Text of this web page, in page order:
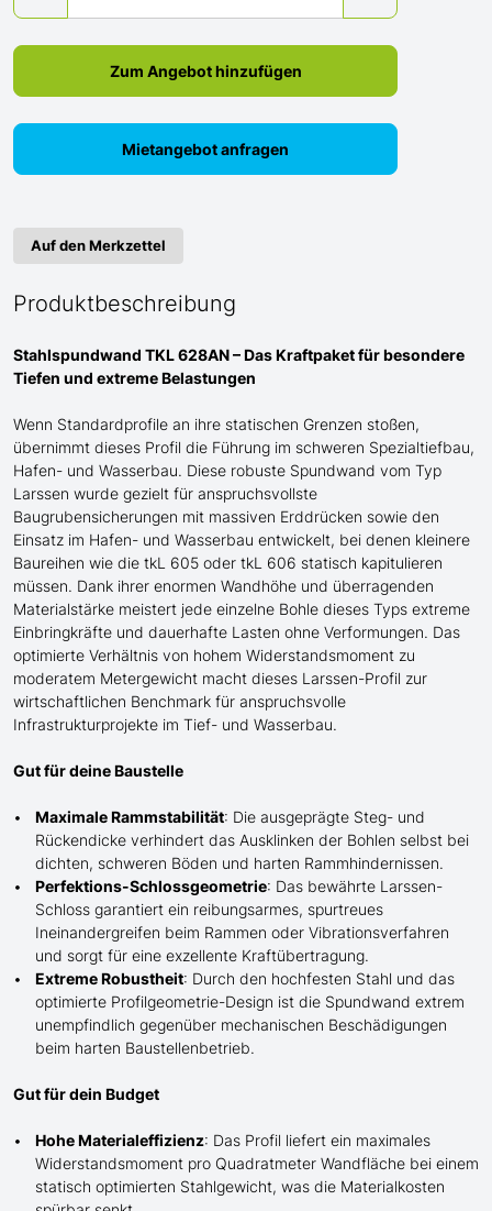
Zum Angebot hinzufügen
Mietangebot anfragen
Auf den Merkzettel
Produktbeschreibung
Stahlspundwand TKL 628AN – Das Kraftpaket fürbesondere
Tiefen und extreme Belastungen
Wenn Standardprofile an ihre statischen Grenzen stoßen,
übernimmt dieses Profil die Führung im schweren Spezialtiefbau,
Hafen- und Wasserbau. Diese robuste Spundwand vom Typ
Larssen wurde gezielt für anspruchsvollste
Baugrubensicherungen mit massiven Erddrücken sowie den
Einsatz im Hafen- und Wasserbau entwickelt, bei denen kleinere
Baureihen wie die tkL 605 oder tkL 606 statisch kapitulieren
müssen. Dank ihrer enormen Wandhöhe und überragenden
Materialstärke meistert jede einzelne Bohle dieses Typs extreme
Einbringkräfte und dauerhafte Lasten ohne Verformungen. Das
optimierte Verhältnis von hohem Widerstandsmoment zu
moderatem Metergewicht macht dieses Larssen-Profil zur
wirtschaftlichen Benchmark für anspruchsvolle
Infrastrukturprojekte im Tief- und Wasserbau.
Gut für deine Baustelle
Maximale Rammstabilität: Die ausgeprägte Steg- und
Rückendicke verhindert das Ausklinken der Bohlen selbst bei
dichten, schweren Böden und harten Rammhindernissen.
Perfektions-Schlossgeometrie: Das bewährte Larssen-
Schloss garantiert ein reibungsarmes, spurtreues
Ineinandergreifen beim Rammen oder Vibrationsverfahren
und sorgt für eine exzellente Kraftübertragung.
Extreme Robustheit: Durch den hochfesten Stahl und das
optimierte Profilgeometrie-Design ist die Spundwand extrem
unempfindlich gegenüber mechanischen Beschädigungen
beim harten Baustellenbetrieb.
Gut für dein Budget
Hohe Materialeffizienz: Das Profil liefert ein maximales
Widerstandsmoment pro Quadratmeter Wandfläche bei einem
statisch optimierten Stahlgewicht, was die Materialkosten